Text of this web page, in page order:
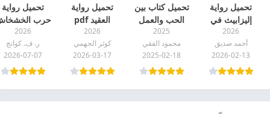
تحميل رواية
إليزابيث في
كربلاء pdf
2026
أحمد صديق
2026-02-13
تحميل كتاب بين
الحب والعمل
pdf
2025
محمود الفقي
2025-02-18
تحميل رواية
العقيد pdf
2026
كوثر الجهمي
2026-03-17
تحميل رواية
حرب
pdf
2026
ر. ف. كوانج
2026-07-07